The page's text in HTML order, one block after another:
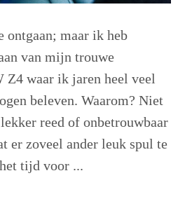
ontgaan; maar ik heb
van mijn trouwe
waar ik jaren heel veel
beleven. Waarom? Niet
reed of onbetrouwbaar
er zoveel ander leuk spul te
tijd voor ...